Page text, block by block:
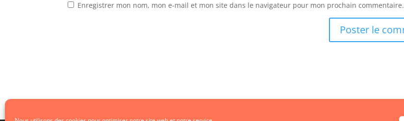
Enregistrer mon nom, mon e-mail et mon site dans le navigateur pour mon prochain commentaire.